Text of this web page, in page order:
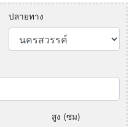
ปลายทาง
สูง (ซม)